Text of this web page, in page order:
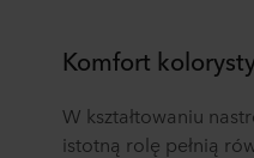
Komfort
W kształtowaniu
istotną rolę pełnią